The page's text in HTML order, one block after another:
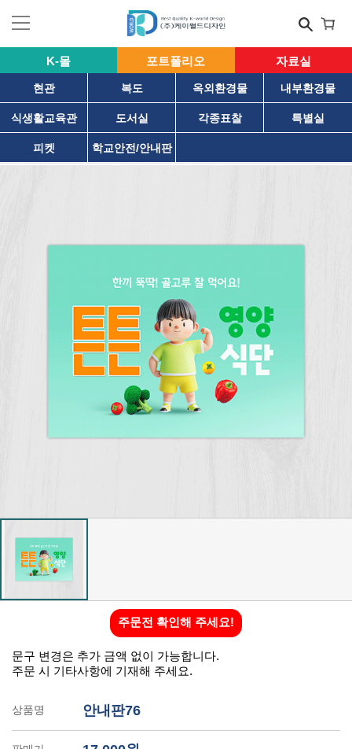
K-몰 포트폴리오 자료실
현관 복도 옥외환경물 내부환경물
식생활교육관 도서실 각종표찰 특별실
피켓 학교안전/안내판
주문전 확인해 주세요!
문구 변경은 추가 금액 없이 가능합니다.
주문 시 기타사항에 기재해 주세요.
상품명 안내판76